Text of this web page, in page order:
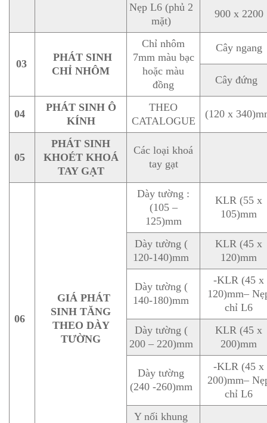
Nẹp L6 (phủ 2
mặt)
900 x 2200
03
PHÁT SINH
CHỈ NHÔM
Chỉ nhôm
7mm màu bạc
hoặc màu
đồng
Cây ngang
Cây đứng
04
PHÁT SINH Ô
KÍNH
THEO
CATALOGUE
(120 x
05
PHÁT SINH
KHOÉT KHOÁ
TAY GẠT
Các loại khoá
tay gạt
06
GIÁ PHÁT
SINH TĂNG
THEO DÀY
TƯỜNG
Dày tường :
(105 –
125)mm
KLR (55 x
105)mm
Dày tường (
120-140)mm
KLR (45 x
120)mm
Dày tường (
140-180)mm
-KLR (45 x
120)mm–
chỉ L6
Dày tường (
200 – 220)mm
KLR (45 x
200)mm
Dày tường
(240 -260)mm
-KLR (45 x
200)mm–
chỉ L6
Y nối khung